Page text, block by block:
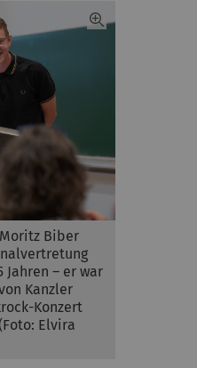
Biber
Jahren – er war
Kanzler
Konzert
Elvira